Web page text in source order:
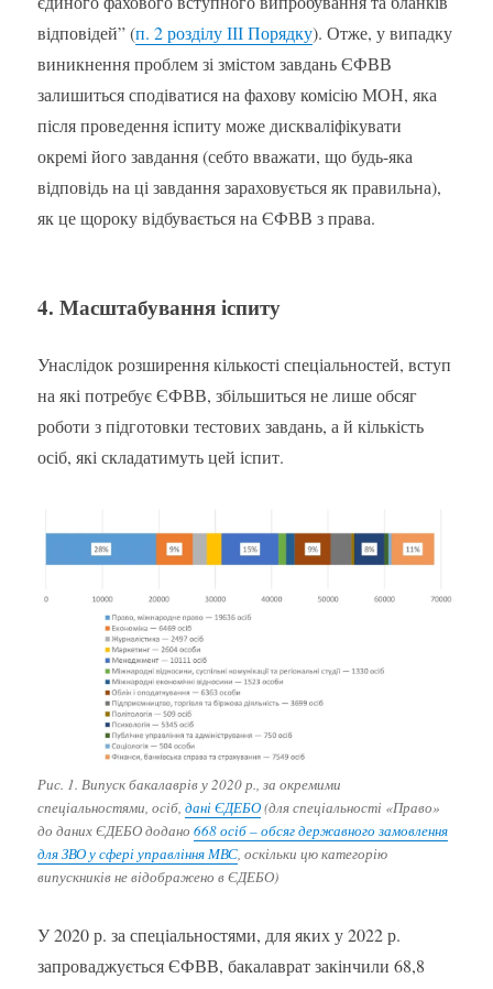
відповідей” (п. 2 розділу ІІІ Порядку). Отже, у випадку
виникнення проблем зі змістом завдань ЄФВВ
залишиться сподіватися на фахову комісію МОН, яка
після проведення іспиту може дискваліфікувати
окремі його завдання (себто вважати, що будь-яка
відповідь на ці завдання зараховується як правильна),
як це щороку відбувається на ЄФВВ з права.
4. Масштабування іспиту
Унаслідок розширення кількості спеціальностей, вступ
на які потребує ЄФВВ, збільшиться не лише обсяг
роботи з підготовки тестових завдань, а й кількість
осіб, які складатимуть цей іспит.
Рис. 1. Випуск бакалаврів у 2020 р., за окремими
спеціальностями, осіб,дані ЄДЕБО(для спеціальності «Право»
до даних ЄДЕБО додано668 осіб – обсяг державного замовлення
для ЗВО у сфері управління МВС, оскільки цю категорію
випускників не відображено в ЄДЕБО)
У 2020 р. за спеціальностями, для яких у 2022 р.
запроваджується ЄФВВ, бакалаврат закінчили 68,8